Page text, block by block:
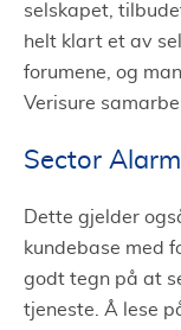
selskapet,
helt klart et av
forumene, og
Verisure
Sector
Dette gjelder
kundebase med
godt tegn på at
tjeneste. Å lese